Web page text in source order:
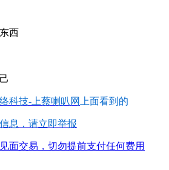
西
科技-上蔡喇叭网 上面看到的
息，请立即举报
面交易，切勿提前支付任何费用